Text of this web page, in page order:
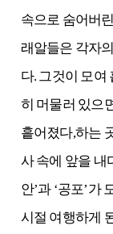
속으로 숨어버
래알들은 각자
다. 그것이 모여
히 머물러 있으
흩어졌다,하는
사 속에 앞을 내
안’과 ‘공포’가
시절 여행하게